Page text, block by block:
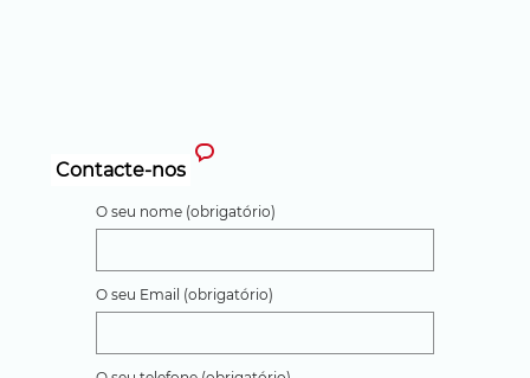
Contacte-nos
O seu nome (obrigatório)
O seu Email (obrigatório)